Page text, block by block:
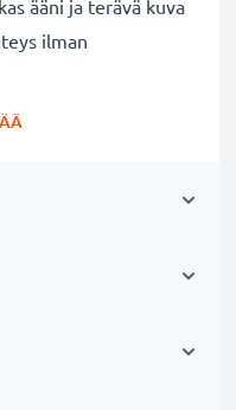
ääni ja terävä kuva
ilman
ja pitkäikäinen
kanssa:
/ valkoinen (audio
/valkoinen (audio